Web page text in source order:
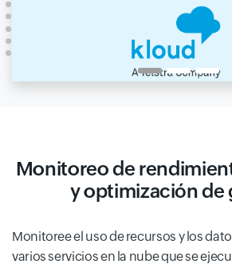
Monitoreo de
y optimización de
Monitoree el uso de recursos y los
varios servicios en la nube que se